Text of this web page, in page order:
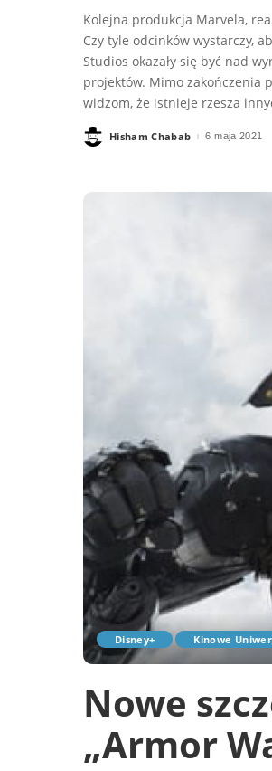
Kolejna produkcja Marvela,
Czy tyle odcinków wystarczy,
Studios okazały się być nad
projektów. Mimo zakończenia
widzom, że istnieje rzesza
Posted
by
Hisham Chabab 6 maja 2021
Disney+ Kinowe
Nowe
„Armor